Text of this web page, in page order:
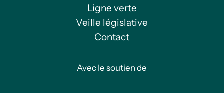
Ligne verte
Veille législative
Contact
Avec le soutien de